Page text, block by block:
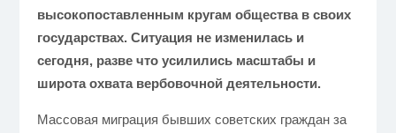
высокопоставленным кругам общества в своих
государствах. Ситуация не изменилась и
сегодня, разве что усилились масштабы и
широта охвата вербовочной деятельности.
Массовая миграция бывших советских граждан за